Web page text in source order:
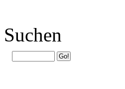
Suchen